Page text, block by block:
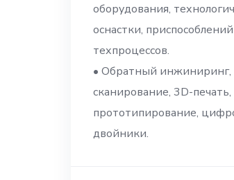
оборудования,
оснастки,
техпроцессов.
• Обратный инжиниринг,
сканирование, 3D-печать,
прототипирование,
двойники.